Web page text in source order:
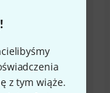
z tym wiąże.